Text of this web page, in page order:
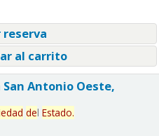
al carrito
Antonio Oeste,
del Estado.